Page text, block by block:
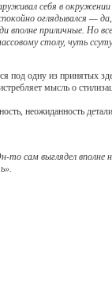
себя в окружении
оглядывался —
приличные. Но
столу, чуть
под одну из принятых
мысль о
неожиданность
то сам выглядел